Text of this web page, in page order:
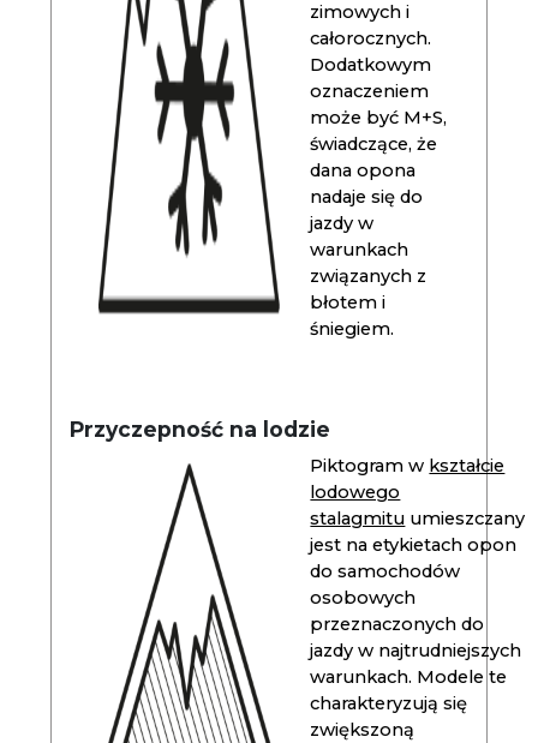
zimowych i
całorocznych.
Dodatkowym
oznaczeniem
może być M+S,
świadczące, że
dana opona
nadaje się do
jazdy w
warunkach
związanych z
błotem i
śniegiem.
Przyczepność na lodzie
Piktogram w kształcie
lodowego
stalagmitu umieszczany
jest na etykietach opon
do samochodów
osobowych
przeznaczonych do
jazdy w najtrudniejszych
warunkach. Modele te
charakteryzują się
zwiększoną